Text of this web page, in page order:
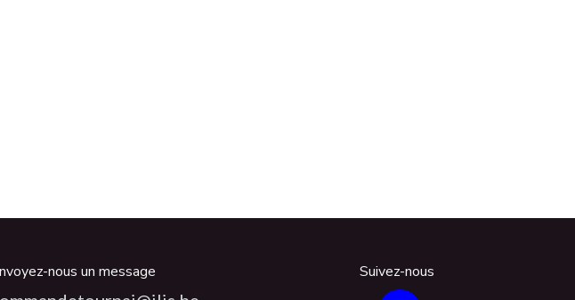
nous un message Suivez-nous